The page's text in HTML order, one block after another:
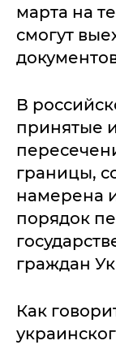
марта на
смогут
В
принятые
границы,
намерена
порядок
граждан
Как